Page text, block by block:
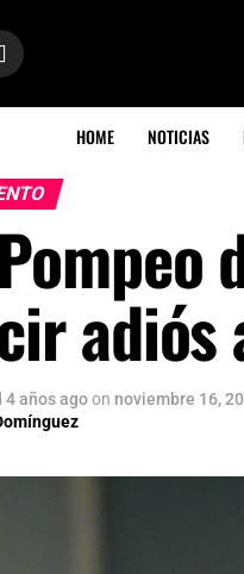
HOME NOTICIAS
4 años agoon noviembre 16,